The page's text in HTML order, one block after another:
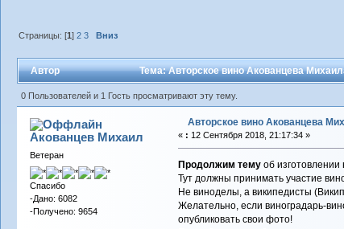
Страницы: [1]2 3 Вниз
Автор Тема: Авторское вино Акованцева
0 Пользователей и 1 Гость просматривают эту тему.
Акованцев Михаил
Ветеран
Спасибо
-Дано: 6082
-Получено: 9654
Авторское вино Акованцева
« : 12 Сентября 2018, 21:17:34 »
Продолжим темуоб изготовлении
Тут должны принимать участие
Не виноделы, а википедисты
Желательно, если виноградарь-
опубликовать свои фото!